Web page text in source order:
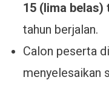
15 (lima belas)
tahun berjalan.
Calon peserta
menyelesaikan